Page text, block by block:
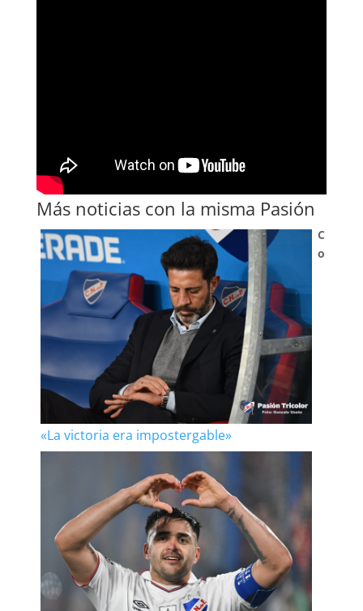
Más noticias con la misma Pasión
«La victoria era impostergable»
C
o